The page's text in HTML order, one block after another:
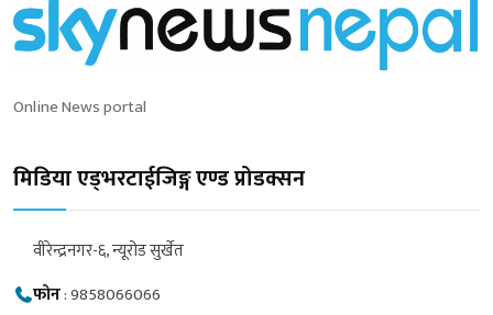
Online News portal
मिडिया एड्भरटाईजिङ्ग एण्ड प्रोडक्सन
वीरेन्द्रनगर-६, न्यूरोड सुर्खेत
फोन:9858066066